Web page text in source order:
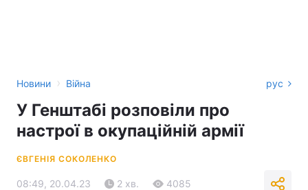
Новини › Війна рус
У Генштабі розповіли про
настрої в окупаційній армії
ЄВГЕНІЯ СОКОЛЕНКО
08:49, 20.04.23 2 хв. 4085